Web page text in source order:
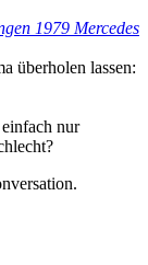
1979 Mercedes
überholen lassen:
nur